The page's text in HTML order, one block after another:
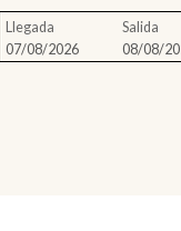
Llegada Salida